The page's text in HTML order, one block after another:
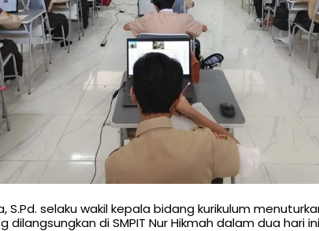
S.Pd. selaku wakil kepala bidang kurikulum
dilangsungkan di SMPIT Nur Hikmah dalam dua hari